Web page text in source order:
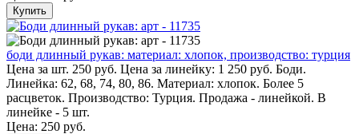
Купить
боди длинный рукав: материал: хлопок, производство: турция
Цена за шт. 250 руб. Цена за линейку: 1 250 руб. Боди.
Линейка: 62, 68, 74, 80, 86. Материал: хлопок. Более 5
расцветок. Производство: Турция. Продажа - линейкой. В
линейке - 5 шт.
Цена: 250 руб.